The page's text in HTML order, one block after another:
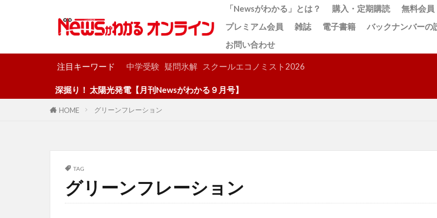
「Newsがわかる」とは？ 購入・定期購読
無料会員
プレミアム会員
雑誌 電子書籍
バックナンバーの
お問い合わせ
注目キーワード 中学受験 疑問氷解 スクールエコノミスト2026
深掘り！ 太陽光発電【月刊Newsがわかる９月号】
HOME グリーンフレーション
TAG
グリーンフレーション
検索